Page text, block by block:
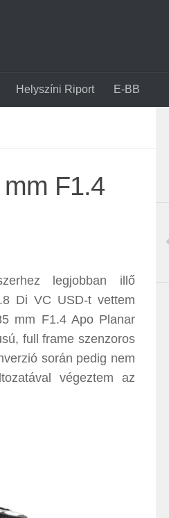
Helyszíni Riport E-BB
F1.4
legjobban illő
Di VC USD-t vettem
mm F1.4 Apo Planar
full frame szenzoros
során pedig nem
végeztem az